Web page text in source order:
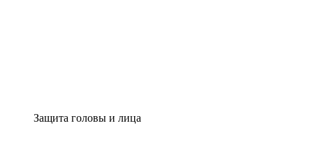
Защита головы и лица